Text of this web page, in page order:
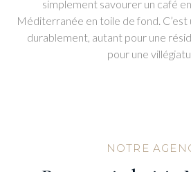
simplement savourer un café
Méditerranée en toile de fond. C’est
durablement, autant pour une
pour une
NOTRE